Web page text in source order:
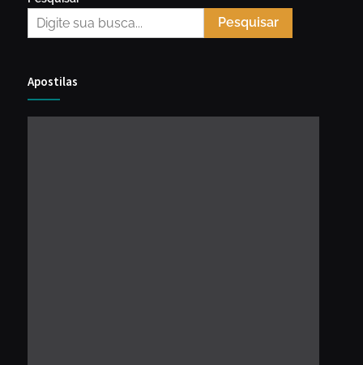
Pesquisar
Apostilas